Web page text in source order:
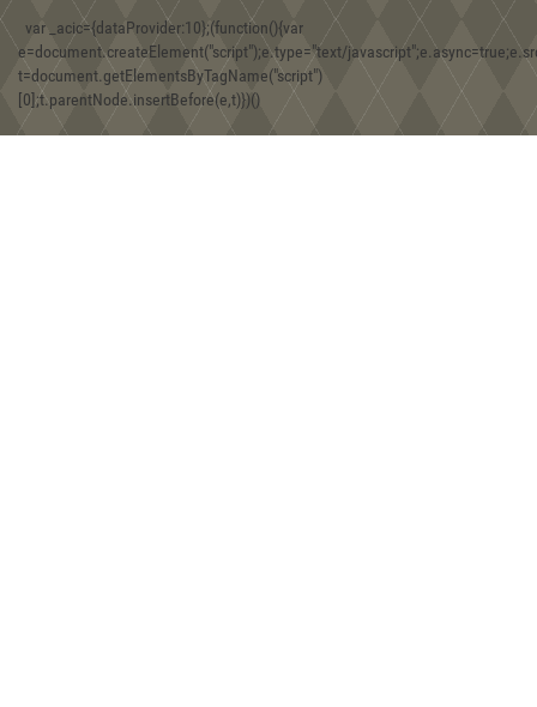
08:30, 30.12.2019
Игра Forgotten Realms: Demon Stone
var _acic={dataProvider:10};(function(){var
e=document.createElement("script");e.type="text/
t=document.getElementsByTagName("script")
[0];t.parentNode.insertBefore(e,t)})()